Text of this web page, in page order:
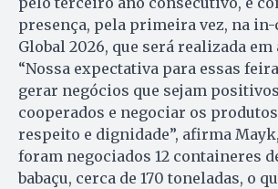
presença, pela primeira vez, na
Global 2026, que será realizada
“Nossa expectativa para essas
gerar negócios que sejam
cooperados e negociar os
respeito e dignidade”, afirma
foram negociados 12 containeres
babaçu, cerca de 170 toneladas, o